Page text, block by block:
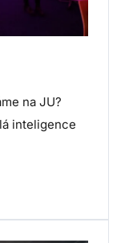
na JU?
inteligence